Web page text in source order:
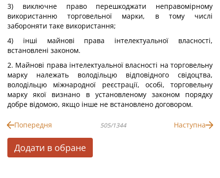
3) виключне право перешкоджати неправомірному
використанню торговельної марки, в тому числі
забороняти таке використання;
4) інші майнові права інтелектуальної власності,
встановлені законом.
2. Майнові права інтелектуальної власності на торговельну
марку належать володільцю відповідного свідоцтва,
володільцю міжнародної реєстрації, особі, торговельну
марку якої визнано в установленому законом порядку
добре відомою, якщо інше не встановлено договором.
Попередня 505/1344 Наступна
Додати в обране